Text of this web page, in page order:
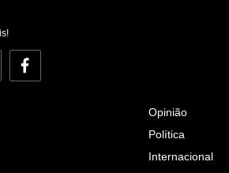
Facebook
Opinião
Política
Internacional